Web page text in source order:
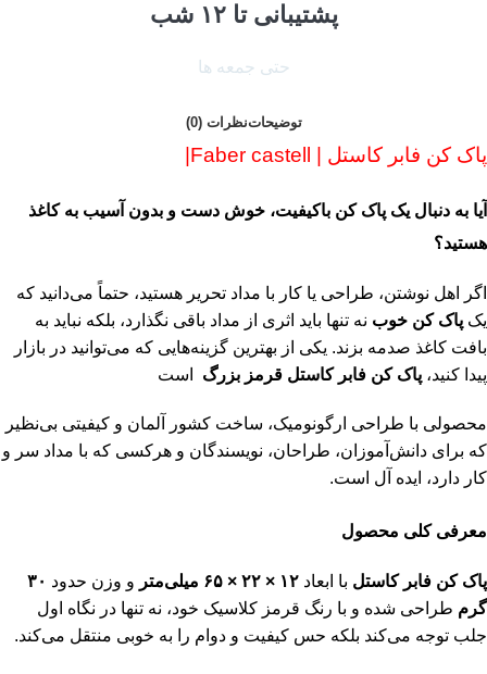
پشتیبانی تا ۱۲ شب
حتی جمعه ها
توضیحاتنظرات (0)
پاک کن فابر کاستل | Faber castell|
آیا به دنبال یک پاک ‌کن باکیفیت، خوش‌ دست و بدون آسیب به کاغذ
هستید؟
اگر اهل نوشتن، طراحی یا کار با مداد تحریر هستید، حتماً می‌دانید که
یک پاک‌ کن خوب نه تنها باید اثری از مداد باقی نگذارد، بلکه نباید به
بافت کاغذ صدمه بزند. یکی از بهترین گزینه‌هایی که می‌توانید در بازار
پیدا کنید، پاک کن فابر کاستل قرمز بزرگ است
محصولی با طراحی ارگونومیک، ساخت کشور آلمان و کیفیتی بی‌نظیر
که برای دانش‌آموزان، طراحان، نویسندگان و هرکسی که با مداد سر و
کار دارد، ایده‌ آل است.
معرفی کلی محصول
پاک کن فابر کاستل با ابعاد ۱۲ × ۲۲ × ۶۵ میلی‌متر و وزن حدود ۳۰
گرم طراحی شده و با رنگ قرمز کلاسیک خود، نه تنها در نگاه اول
جلب توجه می‌کند بلکه حس کیفیت و دوام را به خوبی منتقل می‌کند.